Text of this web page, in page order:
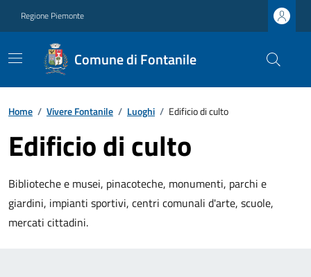
Regione Piemonte
Comune di Fontanile
Home / Vivere Fontanile / Luoghi / Edificio di culto
Edificio di culto
Biblioteche e musei, pinacoteche, monumenti, parchi e
giardini, impianti sportivi, centri comunali d'arte, scuole,
mercati cittadini.